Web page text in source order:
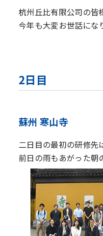
杭州丘比有限公司の皆
今年も大変お世話にな
2日目
蘇州 寒山寺
二日目の最初の研修先
前日の雨もあがった朝